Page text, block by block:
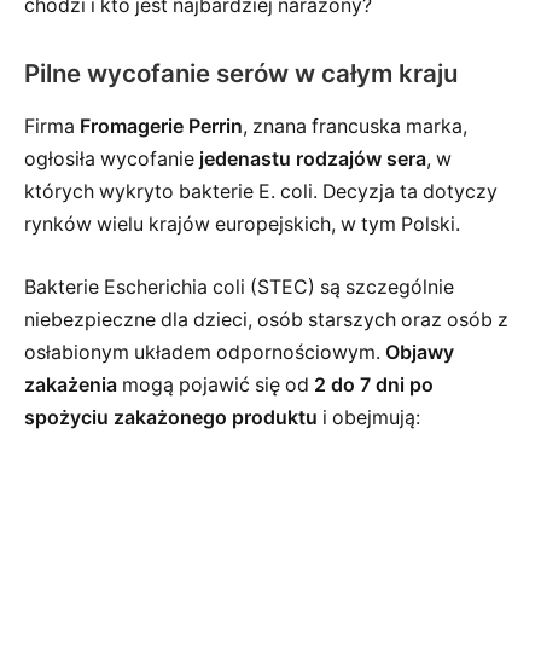
chodzi i kto jest najbardziej narażony?
Pilne wycofanie serów w całym kraju
Firma Fromagerie Perrin, znana francuska marka,
ogłosiła wycofanie jedenastu rodzajów sera, w
których wykryto bakterie E. coli. Decyzja ta dotyczy
rynków wielu krajów europejskich, w tym Polski.
Bakterie Escherichia coli (STEC) są szczególnie
niebezpieczne dla dzieci, osób starszych oraz osób z
osłabionym układem odpornościowym. Objawy
zakażenia mogą pojawić się od 2 do 7 dni po
spożyciu zakażonego produktu i obejmują: